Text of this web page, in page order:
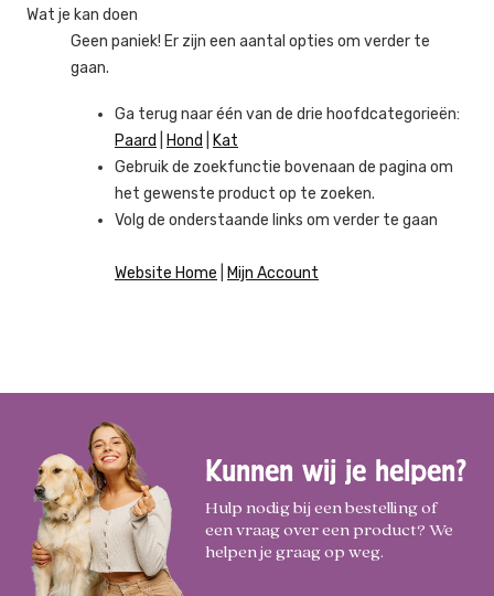
Wat je kan doen
Geen paniek! Er zijn een aantal opties om verder te
gaan.
Ga terug naar één van de drie hoofdcategorieën:
Paard
Hond
Kat
Gebruik de zoekfunctie bovenaan de pagina om
het gewenste product op te zoeken.
Volg de onderstaande links om verder te gaan
Website Home Mijn Account
Kunnen wij je helpen?
Hulp nodig bij een bestelling of
een vraag over een product? We
helpen je graag op weg.